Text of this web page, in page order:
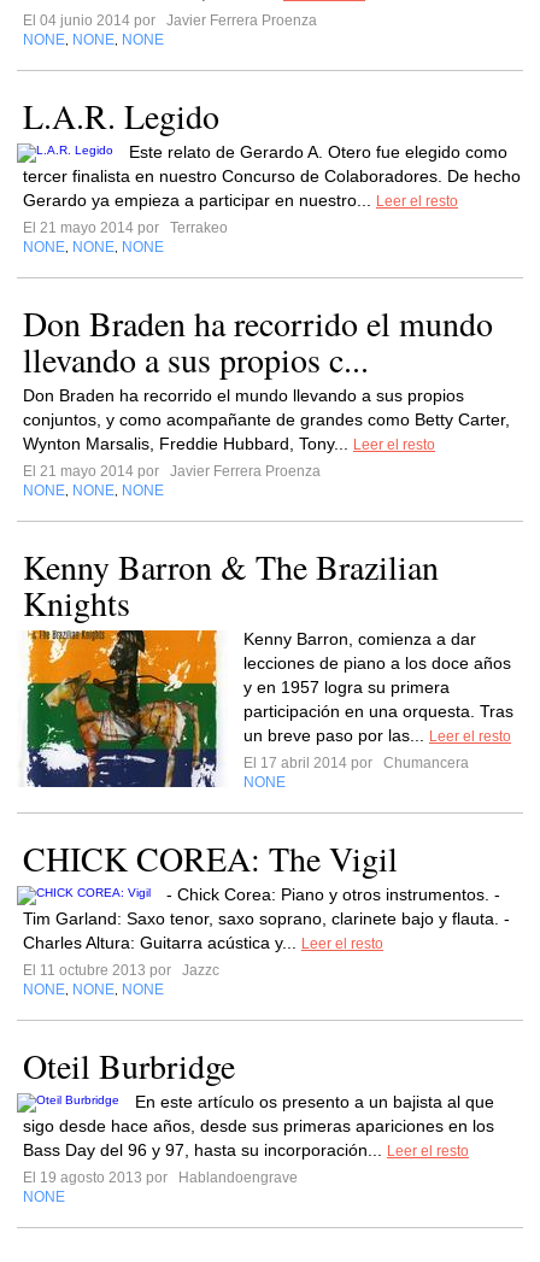
El 04 junio 2014 por
Javier Ferrera Proenza
NONE NONE NONE
L.A.R. Legido
Este relato de Gerardo A. Otero fue elegido como
tercer finalista en nuestro Concurso de Colaboradores. De hecho
Gerardo ya empieza a participar en nuestro...
Leer el resto
El 21 mayo 2014 por
Terrakeo
NONE NONE NONE
Don Braden ha recorrido el mundo
llevando a sus propios c...
Don Braden ha recorrido el mundo llevando a sus propios
conjuntos, y como acompañante de grandes como Betty Carter,
Wynton Marsalis, Freddie Hubbard, Tony...
Leer el resto
El 21 mayo 2014 por
Javier Ferrera Proenza
NONE NONE NONE
Kenny Barron & The Brazilian
Knights
Kenny Barron, comienza a dar
lecciones de piano a los doce años
y en 1957 logra su primera
participación en una orquesta. Tras
un breve paso por las...
Leer el resto
El 17 abril 2014 por
Chumancera
NONE
CHICK COREA: The Vigil
- Chick Corea: Piano y otros instrumentos. -
Tim Garland: Saxo tenor, saxo soprano, clarinete bajo y flauta. -
Charles Altura: Guitarra acústica y...
Leer el resto
El 11 octubre 2013 por
Jazzc
NONE NONE NONE
Oteil Burbridge
En este artículo os presento a un bajista al que
sigo desde hace años, desde sus primeras apariciones en los
Bass Day del 96 y 97, hasta su incorporación...
Leer el resto
El 19 agosto 2013 por
Hablandoengrave
NONE